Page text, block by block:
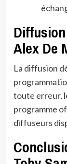
Alex De
La diffusion
toute erreur,
programme
diffuseurs